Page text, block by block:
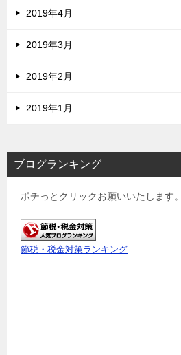
2019年4月
2019年3月
2019年2月
2019年1月
ブログランキング
ポチっとクリックお願いいたします。
節税・税金対策ランキング